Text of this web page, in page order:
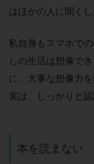
はほかの人に聞く
私自身もスマホで
しの生活は想像で
に、大事な想像力
実は、しっかりと
本を読まない